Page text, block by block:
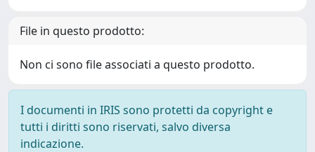
File in questo prodotto:
Non ci sono file associati a questo prodotto.
I documenti in IRIS sono protetti da copyright e
tutti i diritti sono riservati, salvo diversa
indicazione.